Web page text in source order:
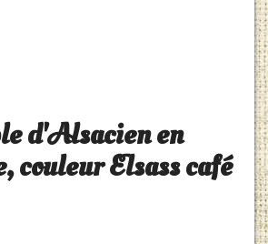
d'Alsacien en
couleur Elsass café